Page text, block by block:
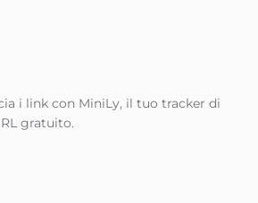
i link con MiniLy, il tuo tracker di
gratuito.